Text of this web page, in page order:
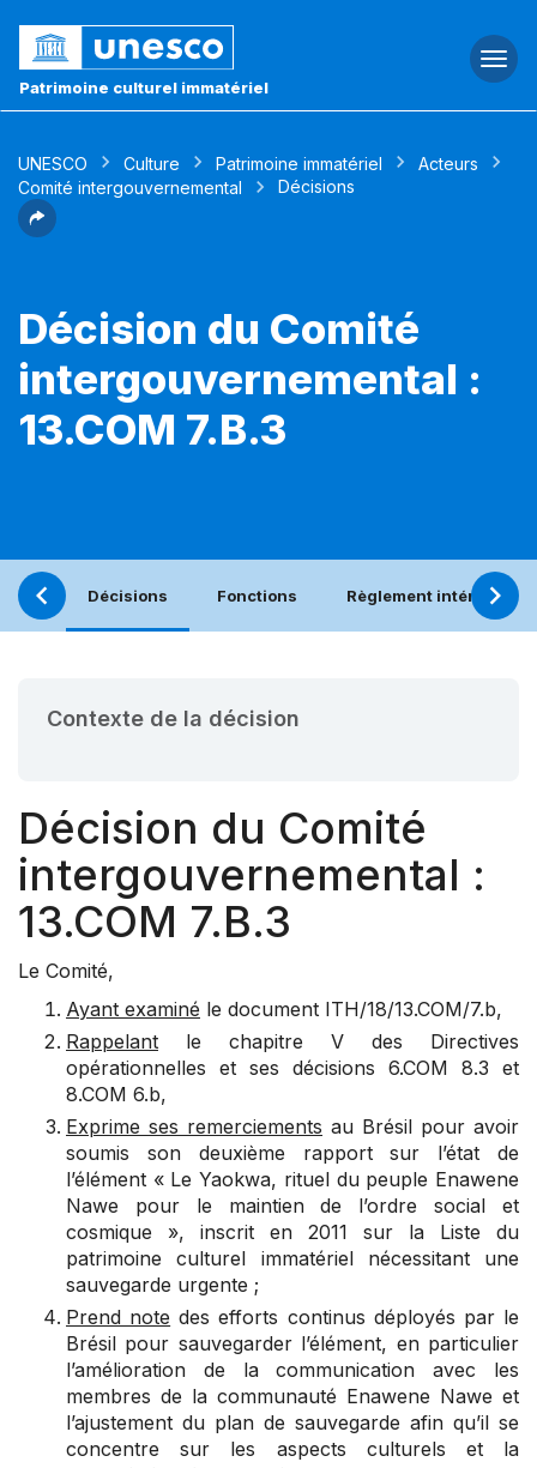
Patrimoine culturel immatériel
UNESCO Culture Patrimoine immatériel
Acteurs
Comité intergouvernemental
Décisions
Décision du Comité
intergouvernemental :
13.COM 7.B.3
Décisions Fonctions Règlement intérieur
Contexte de la décision
Décision du Comité
intergouvernemental :
13.COM 7.B.3
Le Comité,
Ayant examiné le document ITH/18/13.COM/7.b,
Rappelant le chapitre V des Directives
opérationnelles et ses décisions 6.COM 8.3 et
8.COM 6.b,
Exprime ses remerciements au Brésil pour avoir
soumis son deuxième rapport sur l’état de
l’élément « Le Yaokwa, rituel du peuple Enawene
Nawe pour le maintien de l’ordre social et
cosmique », inscrit en 2011 sur la Liste du
patrimoine culturel immatériel nécessitant une
sauvegarde urgente ;
Prend note des efforts continus déployés par le
Brésil pour sauvegarder l’élément, en particulier
l’amélioration de la communication avec les
membres de la communauté Enawene Nawe et
l’ajustement du plan de sauvegarde afin qu’il se
concentre sur les aspects culturels et la